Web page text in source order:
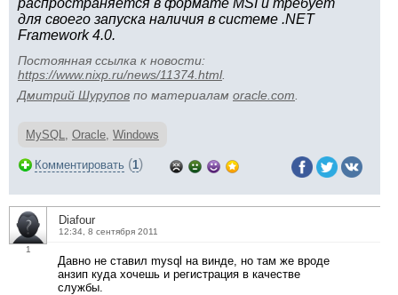
распространяется в формате MSI и требует
для своего запуска наличия в системе .NET
Framework 4.0.
Постоянная ссылка к новости:
https://www.nixp.ru/news/11374.html.
Дмитрий Шурупов по материалам oracle.com
MySQL, Oracle, Windows
Комментировать (1)
1
Diafour
12:34, 8 сентября 2011
Давно не ставил mysql на винде, но там же вроде
анзип куда хочешь и регистрация в качестве
службы.